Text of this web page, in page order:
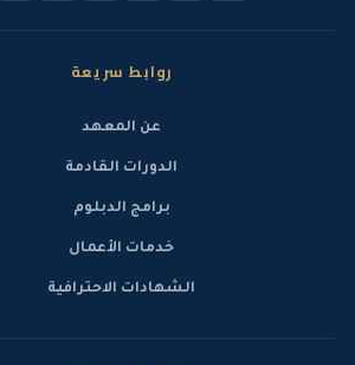
روابط سريعة
عن المعهد
الدورات القادمة
برامج الدبلوم
خدمات الأعمال
الشهادات الاحترافية